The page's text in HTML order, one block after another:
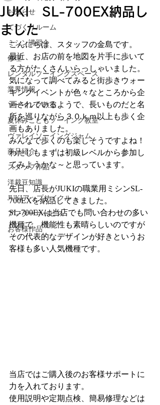
お知らせ
てづくりルーム
ミシン講習会
修理
レンタルソーイングスペース
業界情報
ソーイング教室
夏休みこどもソーイング教室
ヴァレイソーイングジャム
商品紹介
スタッフ作品
洋裁豆知識
JUKIアップサイクル
アフターサービス
お客様作品
JUKI SL-700EX納品し
ました
こんにちは、スタッフの金島です。
最近、お店の前を地図を片手に歩いて
る方がたくさんいらっしゃいました。
気になって調べてみると街歩きウォー
キングイベントが色々なところから企
画されているようで、長いものだと名
所を巡りながら３０ｋｍ以上も歩く企
画もありました。
みんなで歩くのも楽しそうですよね！
わたしもまずは初級レベルから参加し
てみようかな～と思っています。
先日、店長がJUKIの職業用ミシンSL-
700EXを納品してきました。
SL-700EXは当店でも問い合わせの多い
機種で、機能性も素晴らしいのですが
その代表的なデザインが好きというお
客様も多い人気機種です。
当店ではご購入後のお客様サポートに
力を入れております。
使用説明や定期点検、簡易修理などは